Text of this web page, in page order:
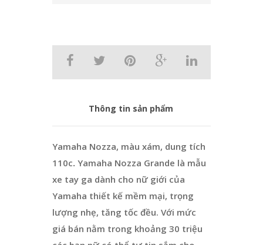
Thông tin sản phẩm
Yamaha Nozza, màu xám, dung tích
110c. Yamaha Nozza Grande là mẫu
xe tay ga dành cho nữ giới của
Yamaha thiết kế mềm mại, trọng
lượng nhẹ, tăng tốc đều. Với mức
giá bán nằm trong khoảng 30 triệu